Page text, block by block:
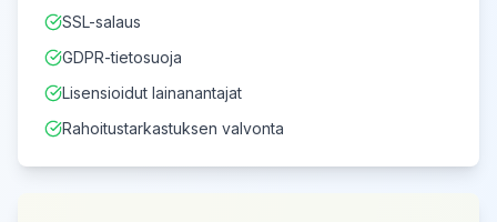
SSL-salaus
GDPR-tietosuoja
Lisensioidut lainanantajat
Rahoitustarkastuksen valvonta